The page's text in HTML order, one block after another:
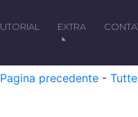
TUTORIAL EXTRA
Pagina precedente-